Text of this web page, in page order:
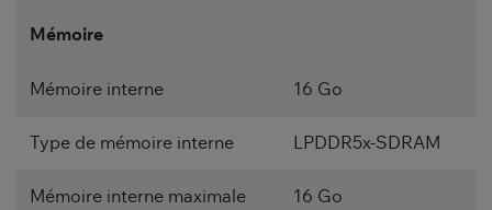
Mémoire
Mémoire interne 16 Go
Type de mémoire interne LPDDR5x-SDRAM
Mémoire interne maximale 16 Go